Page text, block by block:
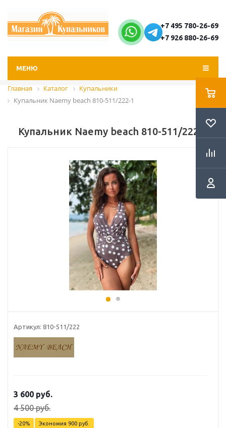
+7 495 780-26-69
+7 926 880-26-69
МЕНЮ
Главная Каталог
Купальники
Купальник Naemy beach 810-511/222-1
Купальник Naemy beach 810-511/222-1
Артикул: 810-511/222
3 600 руб.
4 500руб.
-20% Экономия 900 руб.